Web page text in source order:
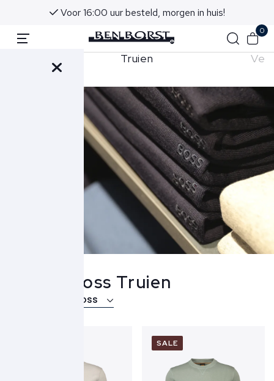
Voor 16:00 uur besteld, morgen in huis!
0
Truien
Hugo Boss Truien
Over Hugo Boss
SALE